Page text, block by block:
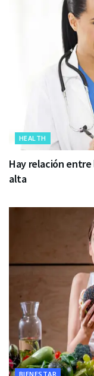
HEALTH
Hay relación entre
alta
BIENESTAR